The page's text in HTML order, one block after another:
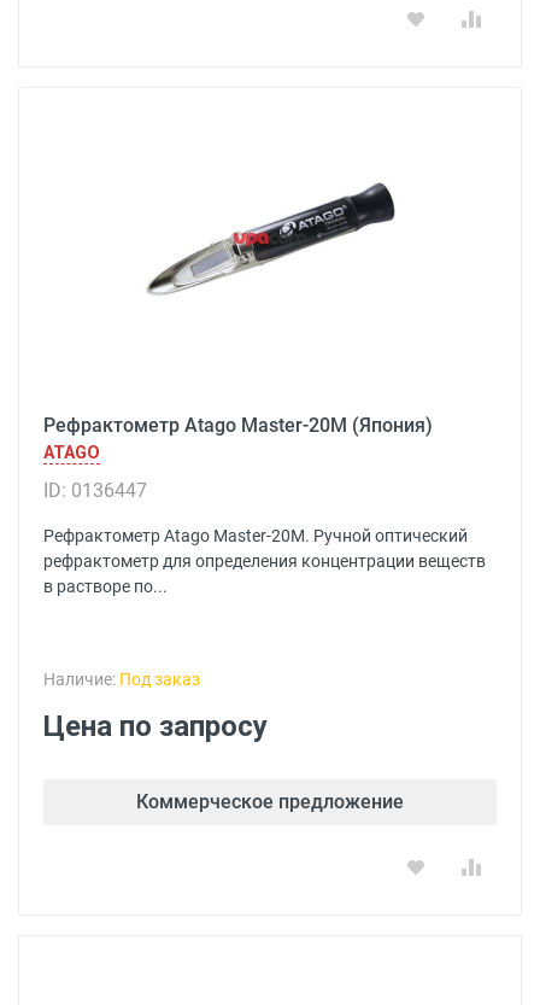
Рефрактометр Atago Master-20M (Япония)
ATAGO
ID: 0136447
Рефрактометр Atago Master-20M. Ручной оптический
рефрактометр для определения концентрации веществ
в растворе по...
Наличие: Под заказ
Цена по запросу
Коммерческое предложение